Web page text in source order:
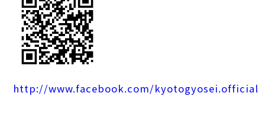
http://www.facebook.com/kyotogyosei.official